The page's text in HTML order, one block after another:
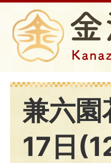
兼六園
17日